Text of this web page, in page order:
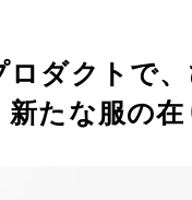
ロダクトで
たな服の在